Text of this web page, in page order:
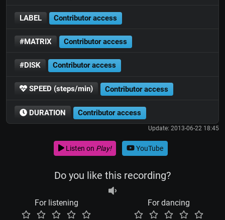
LABEL Contributor access
#MATRIX Contributor access
#DISK Contributor access
SPEED (steps/min) Contributor access
DURATION Contributor access
Update: 2013-06-22 18:45
Listen on Play! YouTube
Do you like this recording?
For listening For dancing